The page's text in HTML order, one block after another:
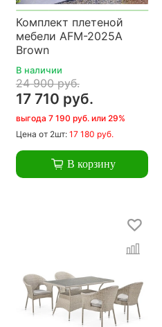
Комплект плетеной
мебели AFM-2025A
Brown
В наличии
24 900 руб.
17 710 руб.
выгода 7 190 руб. или 29%
Цена от 2шт: 17 180 руб.
В корзину